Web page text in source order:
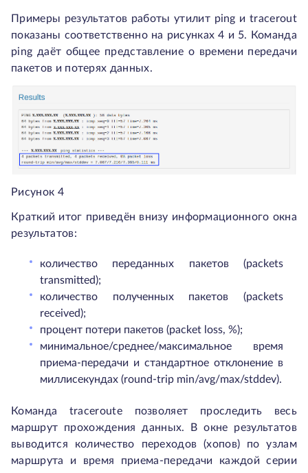
Примеры результатов работы утилит ping и tracerout
показаны соответственно на рисунках 4 и 5. Команда
ping даёт общее представление о времени передачи
пакетов и потерях данных.
Рисунок 4
Краткий итог приведён внизу информационного окна
результатов:
количество переданных пакетов (packets
transmitted);
количество полученных пакетов (packets
received);
процент потери пакетов (packet loss, %);
минимальное/среднее/максимальное время
приема-передачи и стандартное отклонение в
миллисекундах (round-trip min/avg/max/stddev).
Команда traceroute позволяет проследить весь
маршрут прохождения данных. В окне результатов
выводится количество переходов (хопов) по узлам
маршрута и время приема-передачи каждой серии